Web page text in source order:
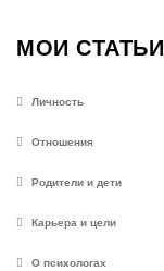
МОИ СТАТЬИ
Личность
Отношения
Родители и дети
Карьера и цели
О психологах